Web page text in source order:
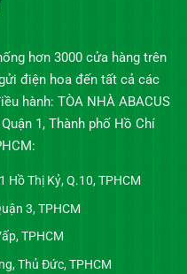
hơn 3000 cửa hàng trên
điện hoa đến tất cả các
hành: TÒA NHÀ ABACUS
1, Thành phố Hồ Chí
Hồ Thị Kỷ, Q.10, TPHCM
3, TPHCM
TPHCM
Thủ Đức, TPHCM